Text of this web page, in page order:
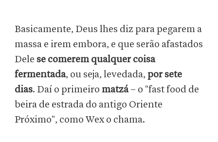
Basicamente, Deus lhes diz para pegarem a
massa e irem embora, e que serão afastados
Dele se comerem qualquer coisa
fermentada, ou seja, levedada, por sete
dias. Daí o primeiro matzá– o "fast food de
beira de estrada do antigo Oriente
Próximo", como Wex o chama.